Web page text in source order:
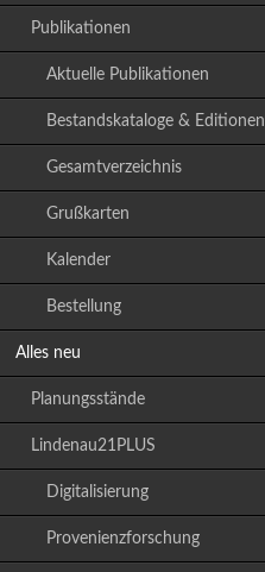
Publikationen
Aktuelle Publikationen
Bestandskataloge & Editionen
Gesamtverzeichnis
Grußkarten
Kalender
Bestellung
Alles neu
Planungsstände
Lindenau21PLUS
Digitalisierung
Provenienzforschung